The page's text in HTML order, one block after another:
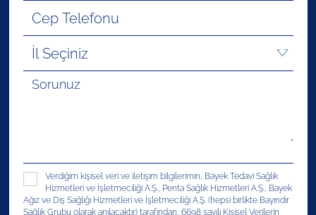
Verdiğim kişisel veri ve iletişim bilgilerimin, Bayek Tedavi Sağlık
Hizmetleri ve İşletmeciliği A.Ş., Penta Sağlık Hizmetleri A.Ş., Bayek
Ağız ve Diş Sağlığı Hizmetleri ve İşletmeciliği A.Ş. (hepsi birlikte Bayındır
Sağlık Grubu olarak anılacaktır) tarafından, 6698 sayılı Kişisel Verilerin